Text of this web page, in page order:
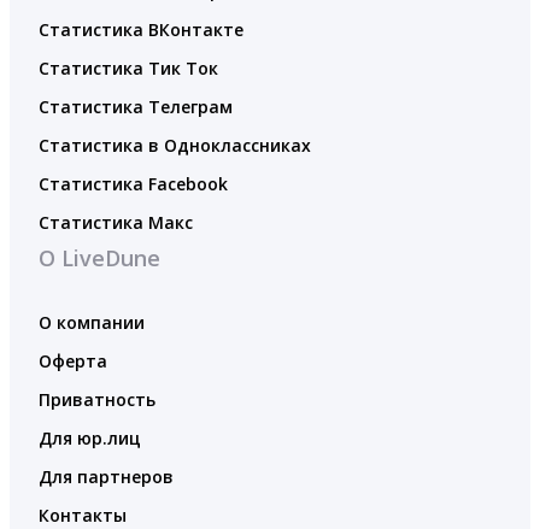
Статистика ВКонтакте
Статистика Тик Ток
Статистика Телеграм
Статистика в Одноклассниках
Статистика Facebook
Статистика Макс
О LiveDune
О компании
Оферта
Приватность
Для юр.лиц
Для партнеров
Контакты